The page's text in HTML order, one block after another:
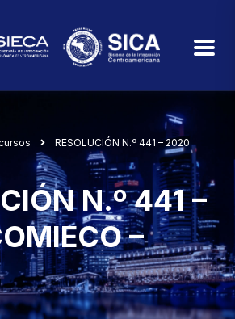
RESOLUCIÓN N.º 441 – 2020
N.º 441 –
–